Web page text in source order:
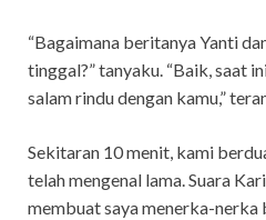
“Bagaimana beritanya Yanti
tinggal?” tanyaku. “Baik, saat
salam rindu dengan kamu,”
Sekitaran 10 menit, kami
telah mengenal lama. Suara
membuat saya menerka-